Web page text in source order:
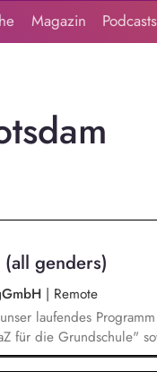
Magazin Podcasts
genders)
| Remote
laufendes
für die Grundschule"
mit den
von der